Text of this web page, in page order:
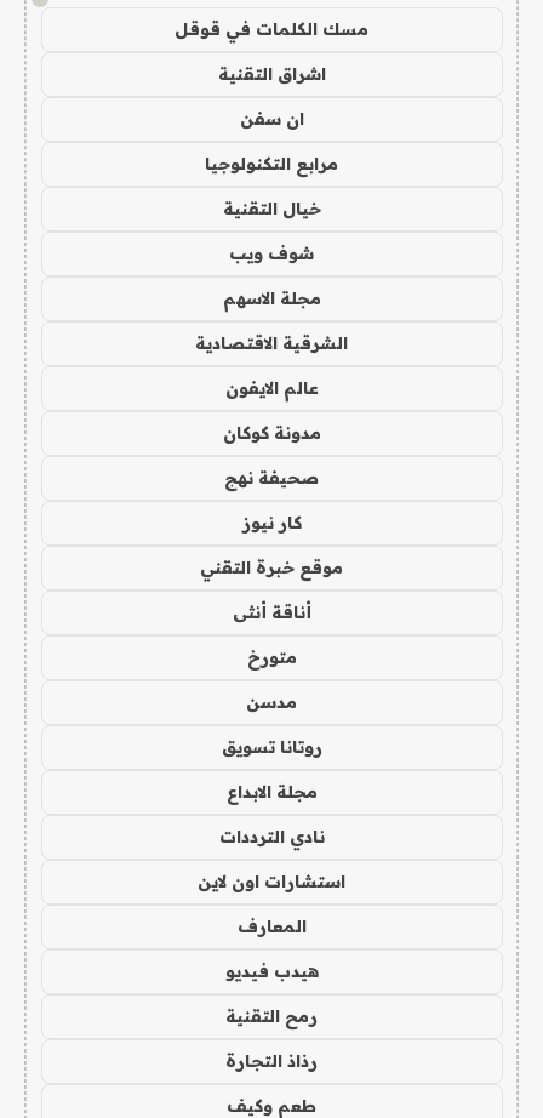
مسك الكلمات في قوقل
اشراق التقنية
ان سفن
مرابع التكنولوجيا
خيال التقنية
شوف ويب
مجلة الاسهم
الشرقية الاقتصادية
عالم الايفون
مدونة كوكان
صحيفة نهج
كار نيوز
موقع خبرة التقني
أناقة أنثى
متورخ
مدسن
روتانا تسويق
مجلة الابداع
نادي الترددات
استشارات اون لاين
المعارف
هيدب فيديو
رمح التقنية
رذاذ التجارة
طعم وكيف